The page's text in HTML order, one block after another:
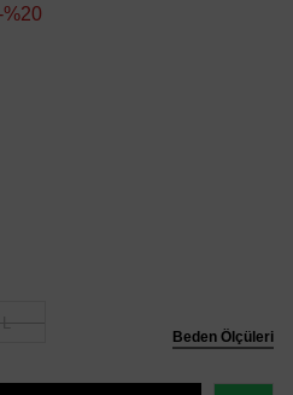
20
Beden Ölçüleri